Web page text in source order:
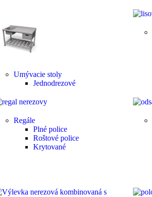
Umývacie stoly
Jednodrezové
Regále
Plné police
Roštové police
Krytované